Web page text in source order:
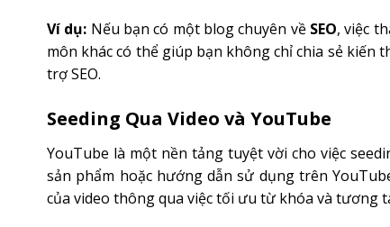
Ví dụ: Nếu bạn có một blog chuyên về SEO, việc
môn khác có thể giúp bạn không chỉ chia sẻ kiến
trợ SEO.
Seeding Qua Video và YouTube
YouTube là một nền tảng tuyệt vời cho việc
sản phẩm hoặc hướng dẫn sử dụng trên
của video thông qua việc tối ưu từ khóa và tương